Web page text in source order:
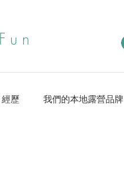
歷 我們的本地露營品牌